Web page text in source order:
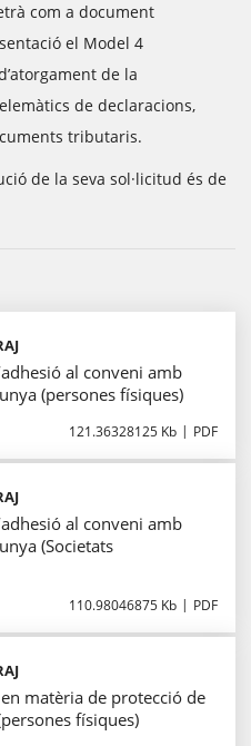
com a document
el Model 4
de la
de declaracions,
tributaris.
de la seva sol·licitud és de
al conveni amb
(persones físiques)
121.36328125 Kb PDF
al conveni amb
(Societats
110.98046875 Kb PDF
matèria de protecció de
físiques)